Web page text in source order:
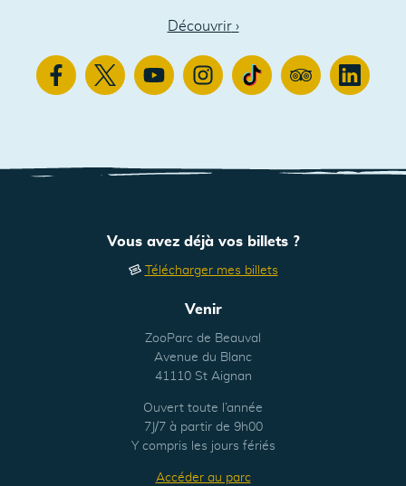
Découvrir›
FacebookTwitterYoutubeInstagram
TikTok TripAdvisorLinkedin
Venir
ZooParc de Beauval
Avenue du Blanc
41110 St Aignan
Ouvert toute l’année
7J/7 à partir de 9h00
Y compris les jours fériés
Accéder au parc
Vous avez déjà vos billets ?
Télécharger mes billets